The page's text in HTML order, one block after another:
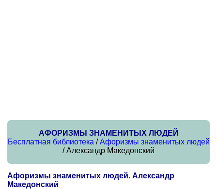
АФОРИЗМЫ ЗНАМЕНИТЫХ ЛЮДЕЙ
Бесплатная библиотека /Афоризмы знаменитых людей
/ Александр Македонский
Афоризмы знаменитых людей. Александр
Македонский